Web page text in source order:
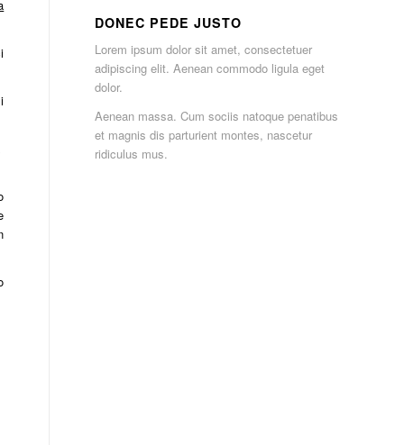
DONEC PEDE JUSTO
Lorem ipsum dolor sit amet, consectetuer
adipiscing elit. Aenean commodo ligula eget
dolor.
Aenean massa. Cum sociis natoque penatibus
et magnis dis parturient montes, nascetur
ridiculus mus.